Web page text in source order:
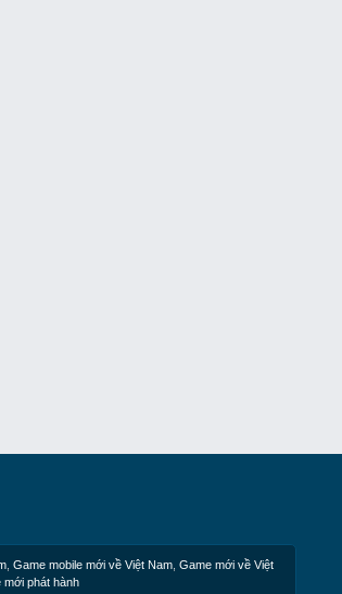
Game mobile mới về Việt Nam Game mới về Việt
mới phát hành